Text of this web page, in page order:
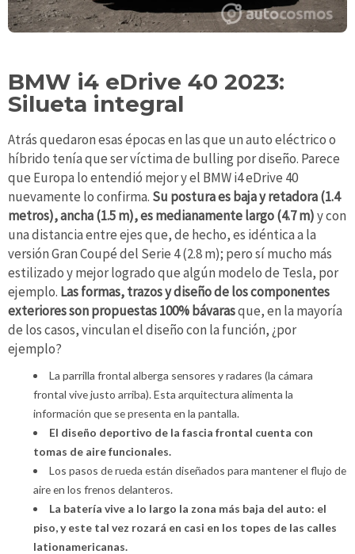
BMW i4 eDrive 40 2023:
Silueta integral
Atrás quedaron esas épocas en las que un auto eléctrico o
híbrido tenía que ser víctima de bulling por diseño. Parece
que Europa lo entendió mejor y el BMW i4 eDrive 40
nuevamente lo confirma. Su postura es baja y retadora (1.4
metros), ancha (1.5 m), es medianamente largo (4.7 m)y con
una distancia entre ejes que, de hecho, es idéntica a la
versión Gran Coupé del Serie 4 (2.8 m); pero sí mucho más
estilizado y mejor logrado que algún modelo de Tesla, por
ejemplo. Las formas, trazos y diseño de los componentes
exteriores son propuestas 100% bávarasque, en la mayoría
de los casos, vinculan el diseño con la función, ¿por
ejemplo?
La parrilla frontal alberga sensores y radares (la cámara
frontal vive justo arriba). Esta arquitectura alimenta la
información que se presenta en la pantalla.
El diseño deportivo de la fascia frontal cuenta con
tomas de aire funcionales.
Los pasos de rueda están diseñados para mantener el flujo de
aire en los frenos delanteros.
La batería vive a lo largo la zona más baja del auto: el
piso, y este tal vez rozará en casi en los topes de las calles
lationamericanas.